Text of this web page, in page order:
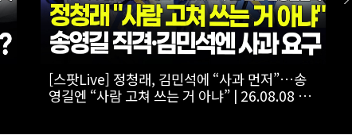
[스팟Live] 김민석·정청래 ‘초접전’ 2차전 승자
는?...제3차 정기전국당원대회 후보자 인천 합동